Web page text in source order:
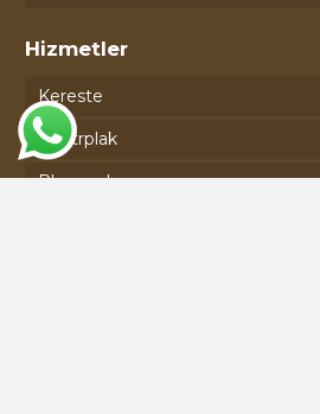
Hizmetler
Kereste
Kontrplak
Plywood